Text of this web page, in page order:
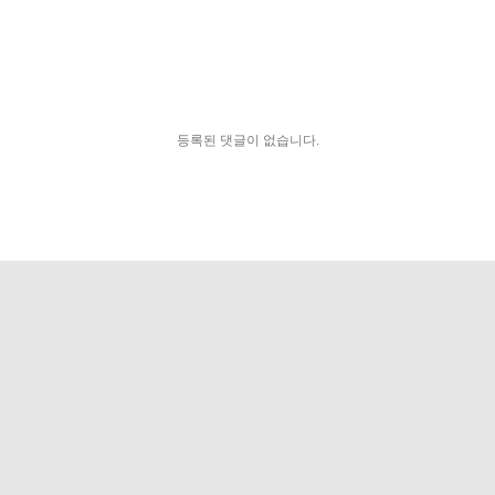
등록된 댓글이 없습니다.